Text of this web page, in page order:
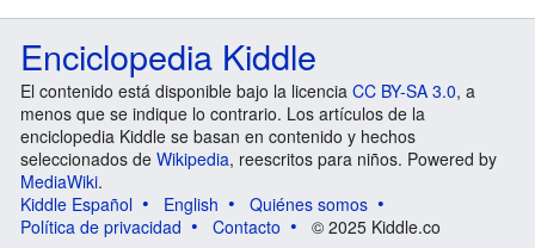
Enciclopedia Kiddle
El contenido está disponible bajo la licencia CC BY-SA 3.0, a
menos que se indique lo contrario. Los artículos de la
enciclopedia Kiddle se basan en contenido y hechos
seleccionados de Wikipedia, reescritos para niños. Powered by
MediaWiki.
Kiddle Español
English
Quiénes somos
Política de privacidad
Contacto © 2025 Kiddle.co